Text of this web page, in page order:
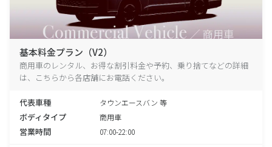
基本料金プラン（V2）
商用車のレンタル、お得な割引料金や予約、乗り捨てなどの詳細
は、こちらから各店舗にお電話ください。
代表車種 タウンエースバン 等
ボディタイプ 商用車
営業時間 07:00-22:00